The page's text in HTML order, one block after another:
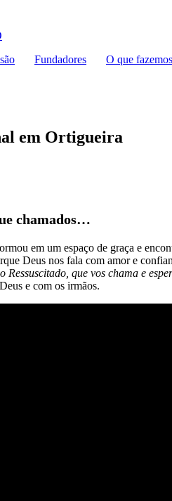
Fundadores O que fazemos
em Ortigueira
chamados…
em um espaço de graça e
Deus nos fala com amor e
Ressuscitado, que vos chama e
e com os irmãos.